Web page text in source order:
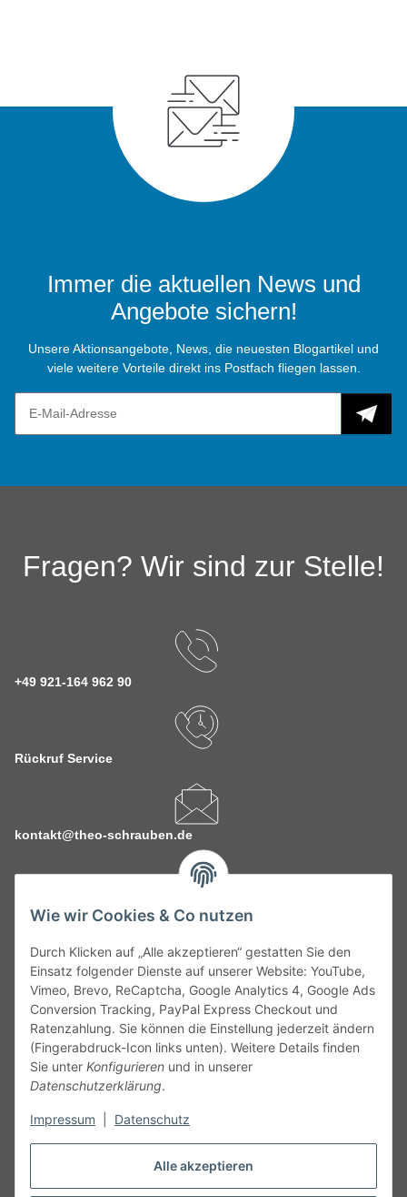
Alle akzeptieren
Wie wir Cookies & Co nutzen
Durch Klicken auf „Alle akzeptieren“ gestatten Sie den
Einsatz folgender Dienste auf unserer Website: YouTube,
Vimeo, Brevo, ReCaptcha, Google Analytics 4, Google Ads
Conversion Tracking, PayPal Express Checkout und
Ratenzahlung. Sie können die Einstellung jederzeit ändern
(Fingerabdruck-Icon links unten). Weitere Details finden
Sie unter Konfigurieren und in unserer
Datenschutzerklärung.
Impressum Datenschutz
Immer die aktuellen News und
Angebote sichern!
Unsere Aktionsangebote, News, die neuesten Blogartikel und
viele weitere Vorteile direkt ins Postfach fliegen lassen.
Fragen? Wir sind zur Stelle!
+49 921-164 962 90
Rückruf Service
kontakt@theo-schrauben.de
Service
Gesetzliche Informationen
Alle technischen Angaben ohne Gewähr. Irrtümer und fehlerhafte
Angaben vorbehalten. Wenn Sie Datenblätter oder spezielle
unseren Kundenservice. Abbildungen der Artikel können
Vertrag widerrufen